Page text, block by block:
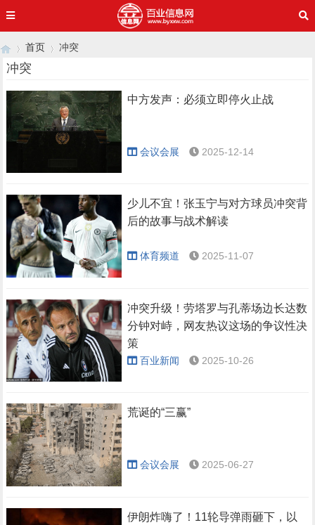
首页
›
冲突
冲突
中方发声：必须立即停火止战
会议会展 2025-12-14
少儿不宜！张玉宁与对方球员冲突背
后的故事与战术解读
体育频道 2025-11-07
冲突升级！劳塔罗与孔蒂场边长达数
分钟对峙，网友热议这场的争议性决
策
百业新闻 2025-10-26
荒诞的“三赢”
会议会展 2025-06-27
伊朗炸嗨了！11轮导弹雨砸下，以